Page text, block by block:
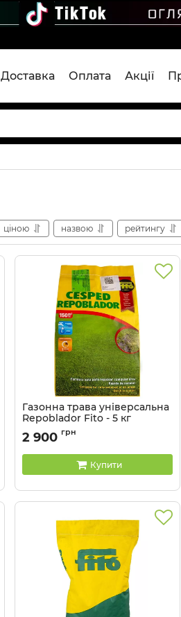
Доставка Оплата Акції
ціною назвою рейтингу
Газонна трава універсальна
Repoblador Fito - 5 кг
2 900 грн
Купити